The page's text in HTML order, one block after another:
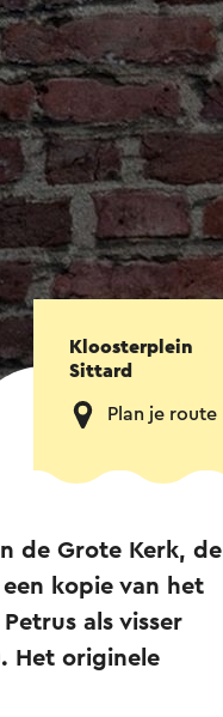
Kloosterplein
Sittard
Plan je route
de Grote Kerk, de
kopie van het
als visser
Het originele